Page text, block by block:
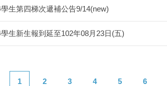
生第四梯次遞補公告9/14(new)
生新生報到延至102年08月23日(五)
1 2 3 4 5 6